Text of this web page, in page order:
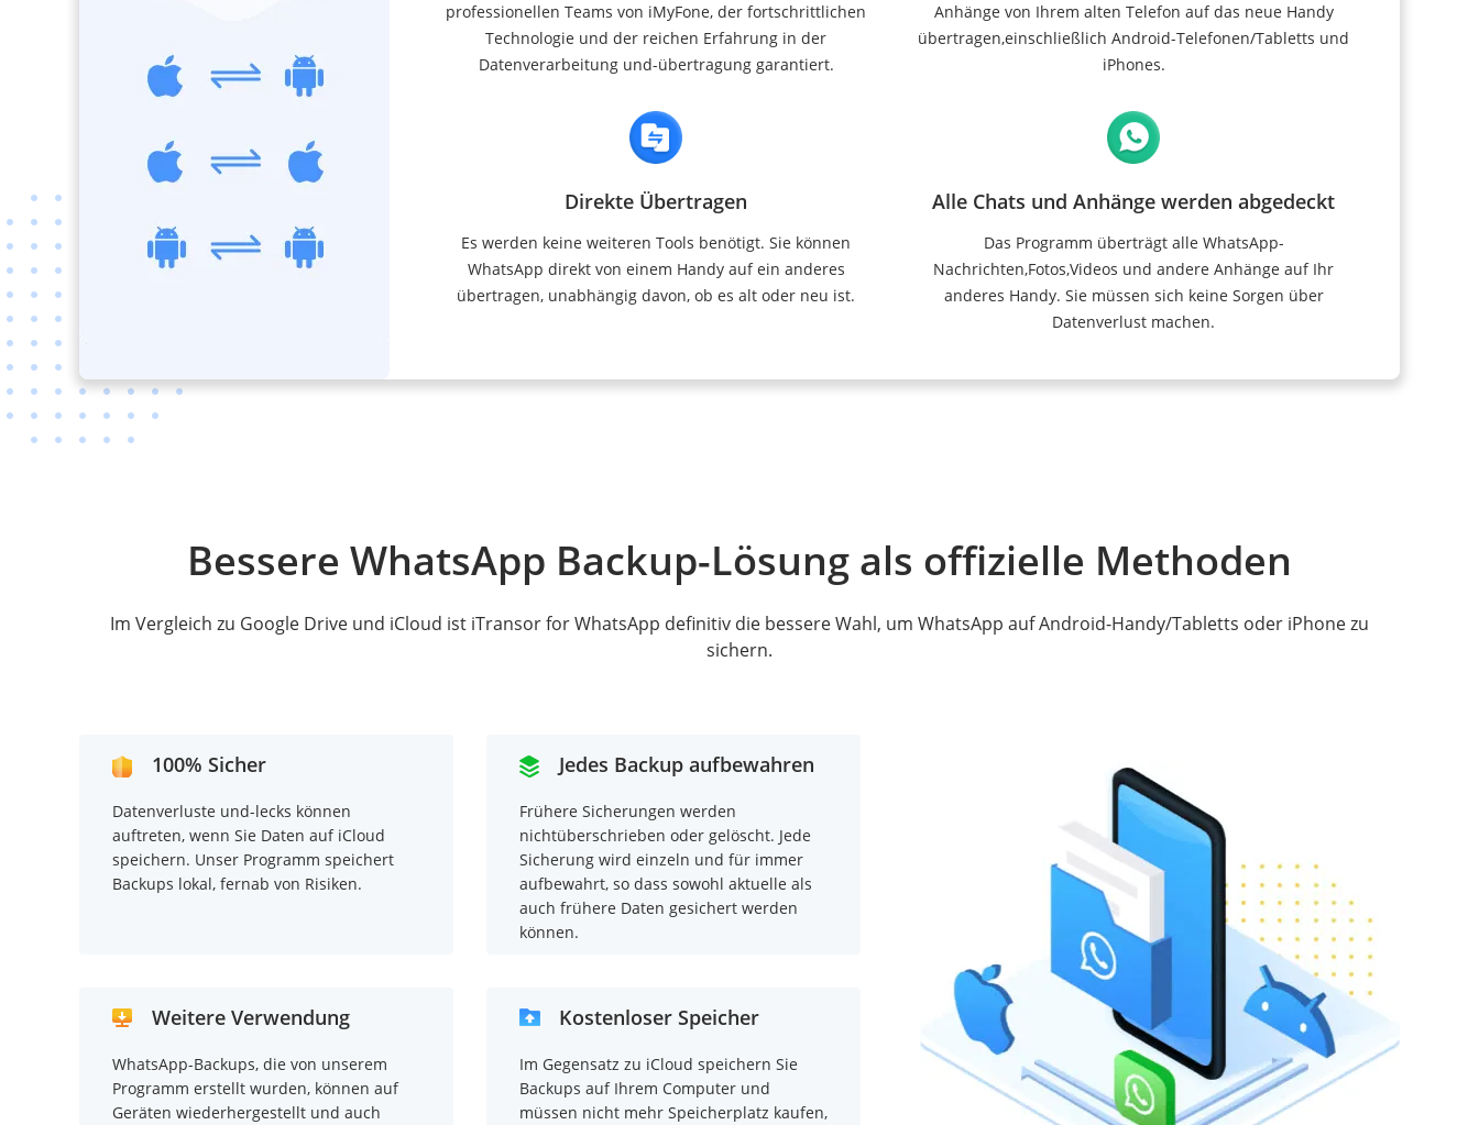
professionellen Teams von iMyFone, der fortschrittlichen
Technologie und der reichen Erfahrung in der
Datenverarbeitung und-übertragung garantiert.
Anhänge von Ihrem alten Telefon auf das neue Handy
übertragen,einschließlich Android-Telefonen/Tabletts und
iPhones.
Direkte Übertragen
Es werden keine weiteren Tools benötigt. Sie können
WhatsApp direkt von einem Handy auf ein anderes
übertragen, unabhängig davon, ob es alt oder neu ist.
Alle Chats und Anhänge werden abgedeckt
Das Programm überträgt alle WhatsApp-
Nachrichten,Fotos,Videos und andere Anhänge auf Ihr
anderes Handy. Sie müssen sich keine Sorgen über
Datenverlust machen.
Bessere WhatsApp Backup-Lösung als offizielle Methoden
Im Vergleich zu Google Drive und iCloud ist iTransor for WhatsApp definitiv die bessere Wahl, um WhatsApp auf Android-Handy/Tabletts oder iPhone zu
sichern.
100% Sicher
Datenverluste und-lecks können
auftreten, wenn Sie Daten auf iCloud
speichern. Unser Programm speichert
Backups lokal, fernab von Risiken.
Jedes Backup aufbewahren
Frühere Sicherungen werden
nichtüberschrieben oder gelöscht. Jede
Sicherung wird einzeln und für immer
aufbewahrt, so dass sowohl aktuelle als
auch frühere Daten gesichert werden
können.
Weitere Verwendung
WhatsApp-Backups, die von unserem
Programm erstellt wurden, können auf
Geräten wiederhergestellt und auch
Kostenloser Speicher
Im Gegensatz zu iCloud speichern Sie
Backups auf Ihrem Computer und
müssen nicht mehr Speicherplatz kaufen,